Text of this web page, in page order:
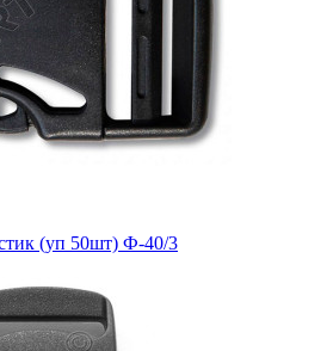
(уп 50шт) Ф-40/3